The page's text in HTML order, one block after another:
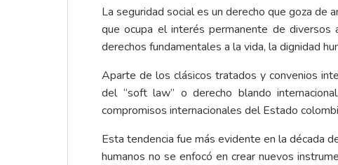
La seguridad social es un derecho que goza de
que ocupa el interés permanente de
derechos fundamentales a la vida, la dignidad
Aparte de los clásicos tratados y convenios
del “soft law” o derecho blando
compromisos internacionales del Estado
Esta tendencia fue más evidente en la década
humanos no se enfocó en crear nuevos